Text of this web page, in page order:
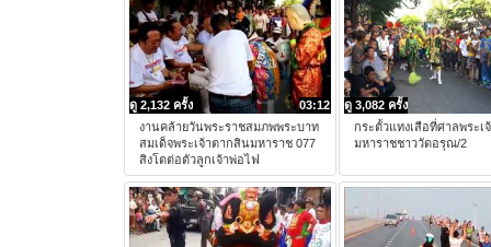
03:12
ดู 2,132 ครั้ง
งานคล้ายวันพระราชสมภพพระบาท
สมเด็จพระเจ้าตากสินมหาราช 077
สิงโตต่อตัวลูกเจ้าพ่อไฟ
ดู 3,082 ครั้ง
กระตั้วแทงเสือที่ศาลพระเ
มหาราชชาววัดอรุณ/2